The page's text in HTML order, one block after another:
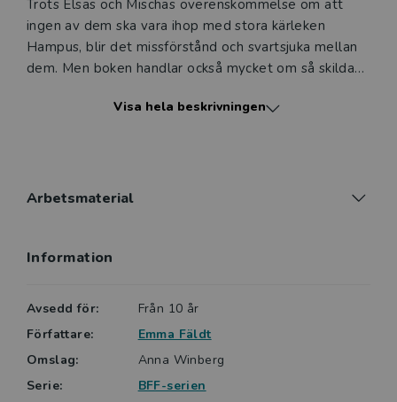
Trots Elsas och Mischas överenskommelse om att
ingen av dem ska vara ihop med stora kärleken
Hampus, blir det missförstånd och svartsjuka mellan
dem. Men boken handlar också mycket om så skilda
om bästa vännernas liv i och utanför skolan.
Visa hela beskrivningen
Arbetsmaterial
Information
Avsedd för:
Från 10 år
Författare:
Emma Fäldt
Omslag:
Anna Winberg
Serie:
BFF-serien